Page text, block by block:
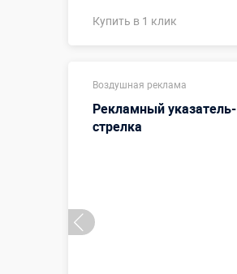
Купить в 1 клик
Высота, метры:
Больше деталей →
Воздушная реклама
Рекламный указатель-
стрелка